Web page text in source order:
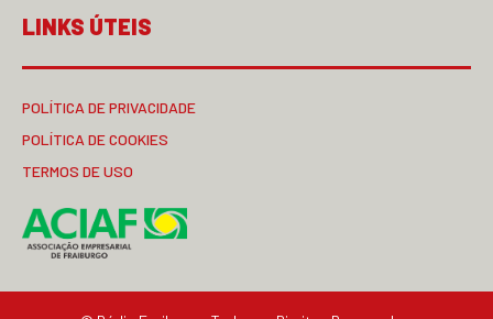
LINKS ÚTEIS
POLÍTICA DE PRIVACIDADE
POLÍTICA DE COOKIES
TERMOS DE USO